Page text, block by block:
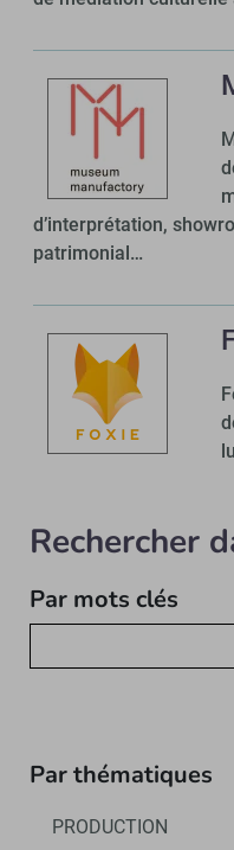
d’interprétation,
patrimonial…
Rechercher
Par mots clés
Par thématiques
PRODUCTION